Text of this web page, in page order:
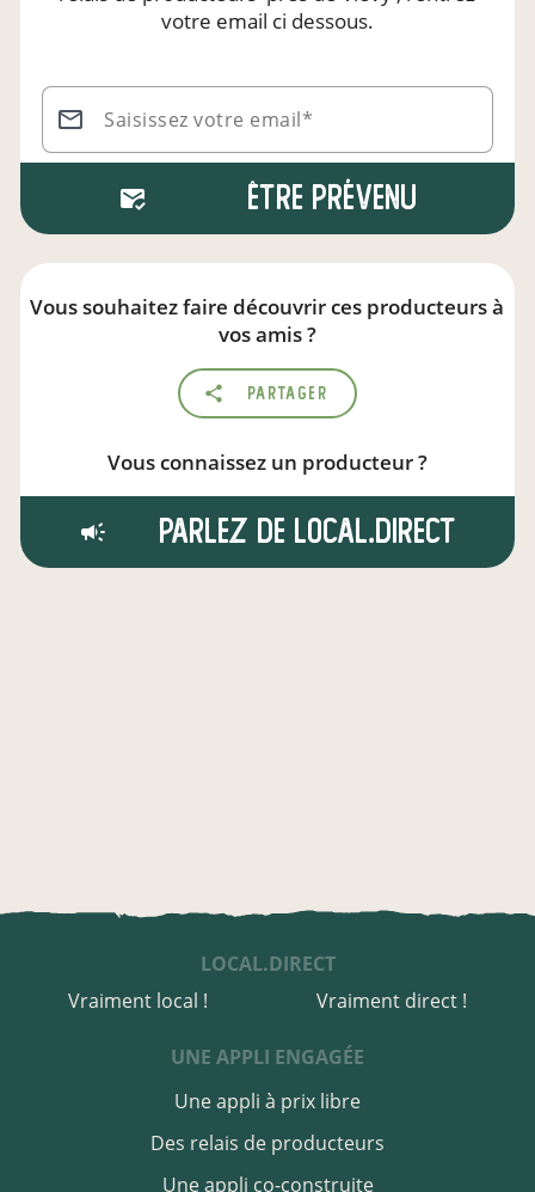
votre email ci dessous.
Saisissez votre email*
Être prévenu
Vous souhaitez faire découvrir ces producteurs à
vos amis ?
Partager
Vous connaissez un producteur ?
Parlez de local.direct
LOCAL.DIRECT
Vraiment local !
Vraiment direct !
UNE APPLI ENGAGÉE
Une appli à prix libre
Des relais de producteurs
Une appli co-construite